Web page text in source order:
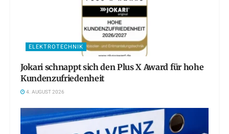
ELEKTROTECHNIK
Jokari schnappt sich den Plus X Award für hohe
Kundenzufriedenheit
4. AUGUST 2026